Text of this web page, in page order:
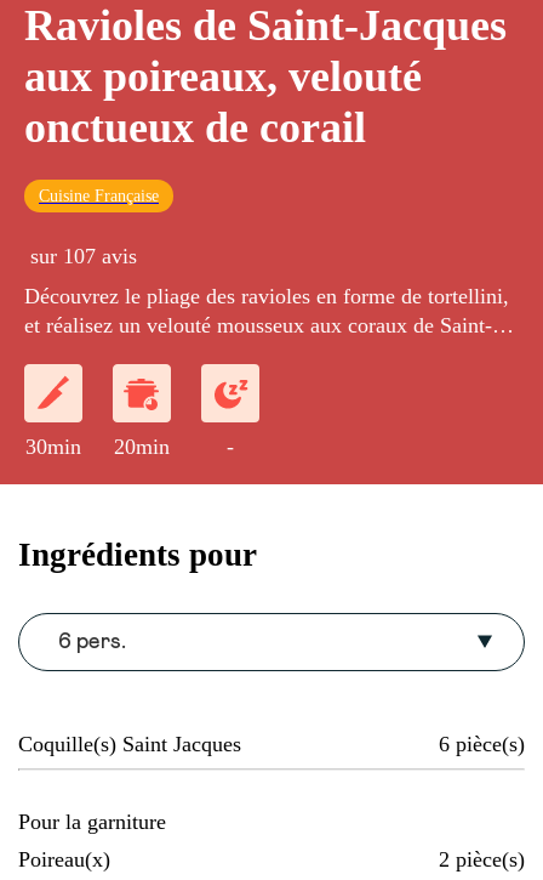
Ravioles de Saint-Jacques
aux poireaux, velouté
onctueux de corail
Cuisine Française
sur 107 avis
Découvrez le pliage des ravioles en forme de tortellini,
et réalisez un velouté mousseux aux coraux de Saint-
30min 20min -
Ingrédients pour
6 pers.
Coquille(s) Saint Jacques 6 pièce(s)
Pour la garniture
Poireau(x)
2 pièce(s)